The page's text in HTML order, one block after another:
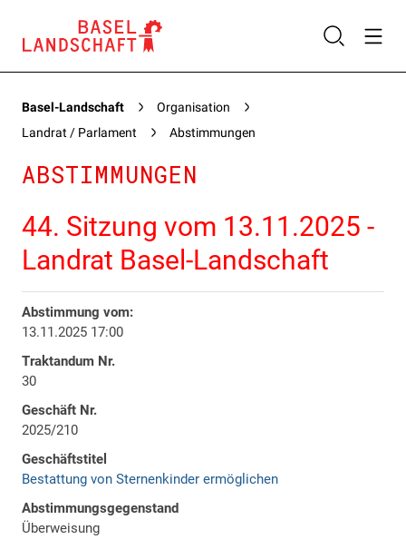
Basel-Landschaft
Organisation
Landrat / Parlament
Abstimmungen
ABSTIMMUNGEN